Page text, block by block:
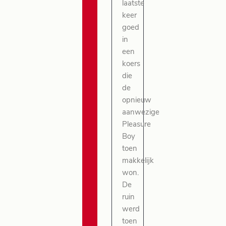
laatste
keer
goed
in
een
koers
die
de
opnieuw
aanwezige
Pleasure
Boy
toen
makkelijk
won.
De
ruin
werd
toen